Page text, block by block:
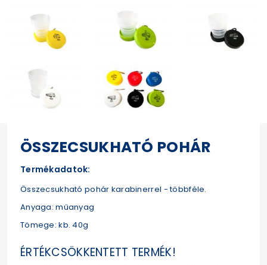
ÖSSZECSUKHATÓ POHÁR
Termékadatok:
Összecsukható pohár karabinerrel - többféle.
Anyaga: műanyag
Tömege: kb. 40g
ÉRTÉKCSÖKKENTETT TERMÉK!